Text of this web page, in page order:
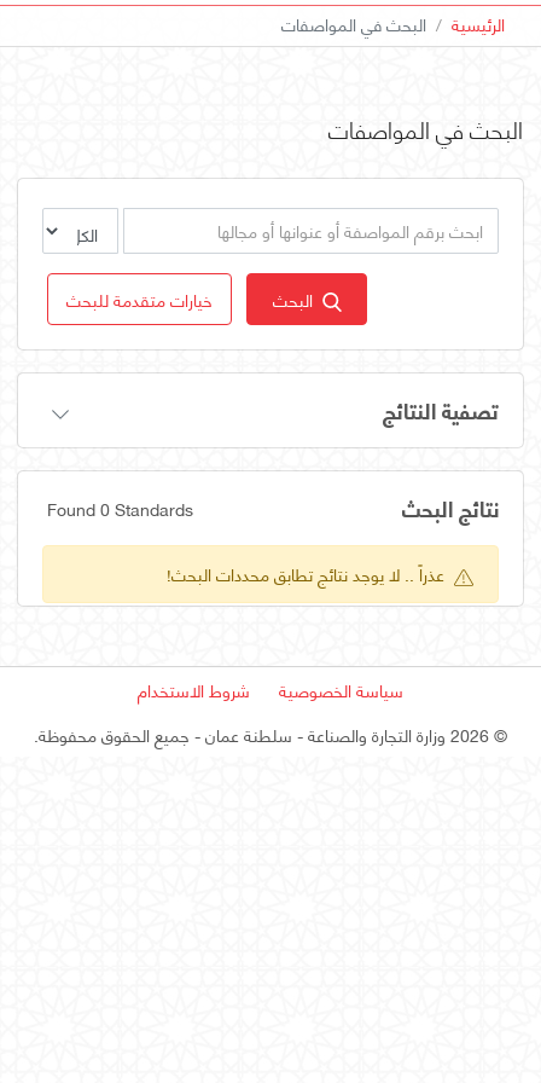
الرئيسية البحث في المواصفات
البحث في المواصفات
البحث خيارات متقدمة للبحث
تصفية النتائج
نتائج البحث Found 0 Standards
عذراً .. لا يوجد نتائج تطابق محددات البحث!
سياسة الخصوصية
شروط الاستخدام
©2026 وزارة التجارة والصناعة - سلطنة عمان - جميع الحقوق محفوظة.